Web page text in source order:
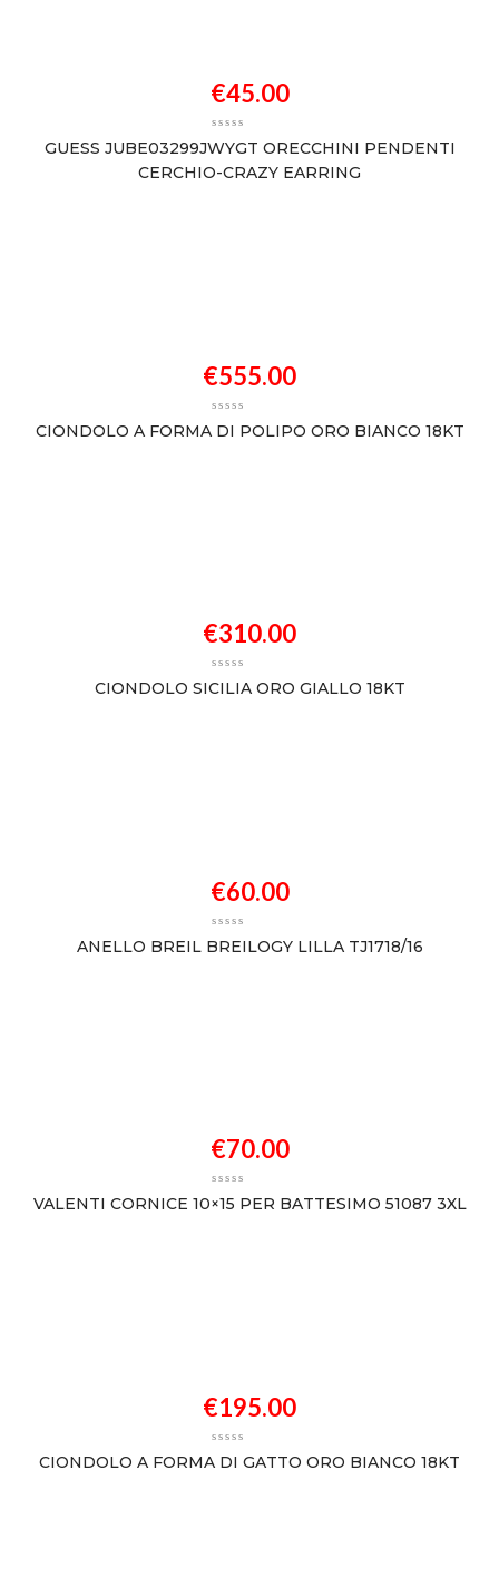
GUESS JUBE03299JWYGT ORECCHINI PENDENTI
CERCHIO-CRAZY EARRING
€45.00
CIONDOLO A FORMA DI POLIPO ORO BIANCO 18KT
€555.00
CIONDOLO SICILIA ORO GIALLO 18KT
€310.00
ANELLO BREIL BREILOGY LILLA TJ1718/16
€60.00
VALENTI CORNICE 10×15 PER BATTESIMO 51087 3XL
€70.00
CIONDOLO A FORMA DI GATTO ORO BIANCO 18KT
€195.00